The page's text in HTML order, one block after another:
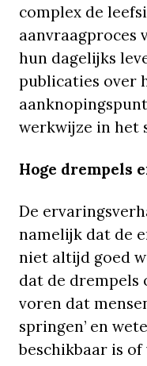
complex de
aanvraagproces
hun dagelijks
publicaties over
werkwijze in het
Hoge drempels
De
namelijk dat de
niet altijd goed
dat de drempels
voren dat
springen’ en
beschikbaar is